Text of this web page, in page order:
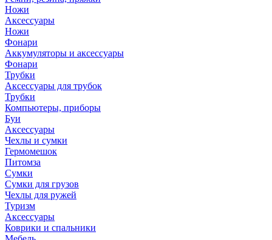
Ножи
Аксессуары
Ножи
Фонари
Аккумуляторы и аксессуары
Фонари
Трубки
Аксессуары для трубок
Трубки
Компьютеры, приборы
Буи
Аксессуары
Чехлы и сумки
Гермомешок
Питомза
Сумки
Сумки для грузов
Чехлы для ружей
Туризм
Аксессуары
Коврики и спальники